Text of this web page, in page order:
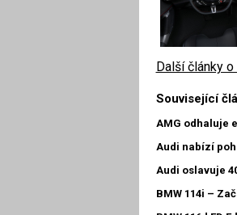
Další články
Související
AMG odhaluje
Audi nabízí
Audi oslavuje
BMW 114i –